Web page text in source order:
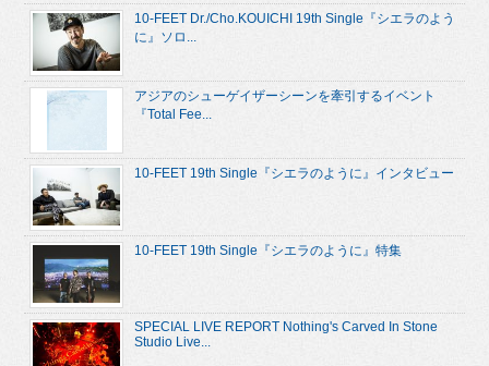
10-FEET Dr./Cho.KOUICHI 19th Single『シエラのよう
に』ソロ...
アジアのシューゲイザーシーンを牽引するイベント
『Total Fee...
10-FEET 19th Single『シエラのように』インタビュー
10-FEET 19th Single『シエラのように』特集
SPECIAL LIVE REPORT Nothing's Carved In Stone
Studio Live...